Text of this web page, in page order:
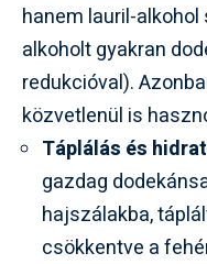
hanem lauril-
alkoholt gyakran
redukcióval).
közvetlenül is
Táplálás és
gazdag
hajszálakba,
csökkentve a